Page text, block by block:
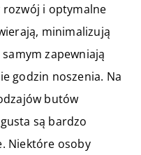
rozwój i optymalne
minimalizują
zapewniają
godzin noszenia. Na
butów
są bardzo
Niektóre osoby